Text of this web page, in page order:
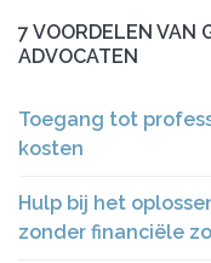
7 VOORDELEN VAN
ADVOCATEN
Toegang tot
kosten
Hulp bij het
zonder financiële